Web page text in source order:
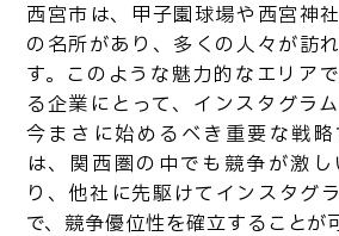
西宮市は、甲子園球場や西宮神
の名所があり、多くの人々が訪
す。このような魅力的なエリア
る企業にとって、インスタグラ
今まさに始めるべき重要な戦
は、関西圏の中でも競争が激
り、他社に先駆けてインスタグ
で、競争優位性を確立することが